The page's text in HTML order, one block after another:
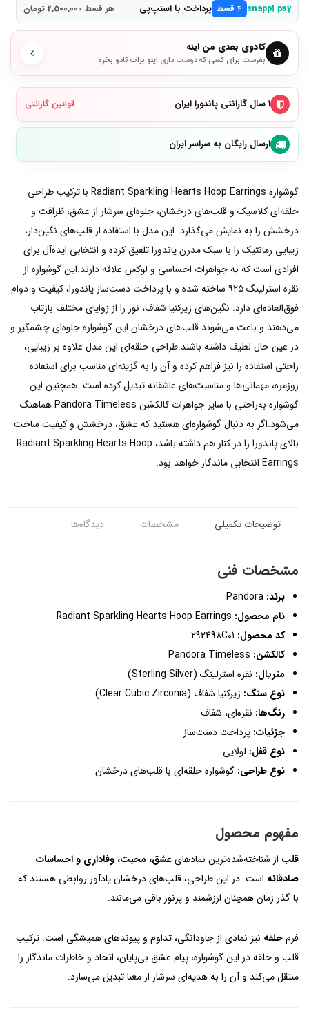
snapp! pay ۴ قسط پرداخت با اسنپ‌پی هر قسط 2,500,000 تومان
کادوی بعدی من اینه
بفرست برای کسی که دوست داری اینو برات کادو بخره
۱ سال گارانتی پاندورا ایران قوانین گارانتی
ارسال رایگان به سراسر ایران
گوشواره Radiant Sparkling Hearts Hoop Earrings با ترکیب طراحی
حلقه‌ای کلاسیک و قلب‌های درخشان، جلوه‌ای سرشار از عشق، ظرافت و
درخشش را به نمایش می‌گذارد. این مدل با استفاده از قلب‌های نگین‌دار،
زیبایی رمانتیک را با سبک مدرن پاندورا تلفیق کرده و انتخابی ایده‌آل برای
افرادی است که به جواهرات احساسی و لوکس علاقه دارند.این گوشواره از
نقره استرلینگ ۹۲۵ ساخته شده و با پرداخت دست‌ساز پاندورا، کیفیت و دوام
فوق‌العاده‌ای دارد. نگین‌های زیرکنیا شفاف، نور را از زوایای مختلف بازتاب
می‌دهند و باعث می‌شوند قلب‌های درخشان این گوشواره جلوه‌ای چشمگیر و
در عین حال لطیف داشته باشند.طراحی حلقه‌ای این مدل علاوه بر زیبایی،
راحتی استفاده را نیز فراهم کرده و آن را به گزینه‌ای مناسب برای استفاده
روزمره، مهمانی‌ها و مناسبت‌های عاشقانه تبدیل کرده است. همچنین این
گوشواره به‌راحتی با سایر جواهرات کالکشن Pandora Timeless هماهنگ
می‌شود.اگر به دنبال گوشواره‌ای هستید که عشق، درخشش و کیفیت ساخت
بالای پاندورا را در کنار هم داشته باشد، Radiant Sparkling Hearts Hoop
Earrings انتخابی ماندگار خواهد بود.
توضیحات تکمیلی مشخصات دیدگاه‌ها
مشخصات فنی
برند:
نام محصول:
کد محصول:
کالکشن:
متریال: نقره استرلینگ (Sterling Silver)
نوع سنگ: زیرکنیا شفاف (Clear Cubic Zirconia)
رنگ‌ها: نقره‌ای، شفاف
جزئیات: پرداخت دست‌ساز
نوع قفل: لولایی
نوع طراحی: گوشواره حلقه‌ای با قلب‌های درخشان
مفهوم محصول
قلب از شناخته‌شده‌ترین نمادهایعشق، محبت، وفاداری و احساسات
صادقانه است. در این طراحی، قلب‌های درخشان یادآور روابطی هستند که
با گذر زمان همچنان ارزشمند و پرنور باقی می‌مانند.
فرمحلقه نیز نمادی از جاودانگی، تداوم و پیوندهای همیشگی است. ترکیب
قلب و حلقه در این گوشواره، پیام عشق بی‌پایان، اتحاد و خاطرات ماندگار را
منتقل می‌کند و آن را به هدیه‌ای سرشار از معنا تبدیل می‌سازد.